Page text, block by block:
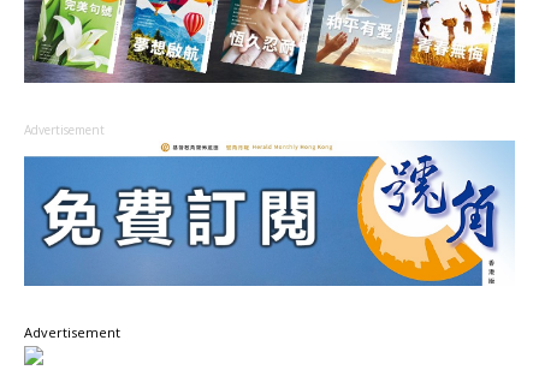
Advertisement
Advertisement